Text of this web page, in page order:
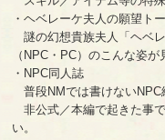
・ヘベレーケ夫人の願望ト
謎の幻想貴族夫人「ヘベ
（NPC・PC）のこんな姿が
・NPC同人誌
普段NMでは書けないNPC
非公式／本編で起きた事
い。